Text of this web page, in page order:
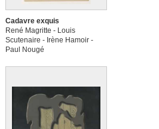
Cadavre exquis
René Magritte - Louis
Scutenaire - Irène Hamoir -
Paul Nougé